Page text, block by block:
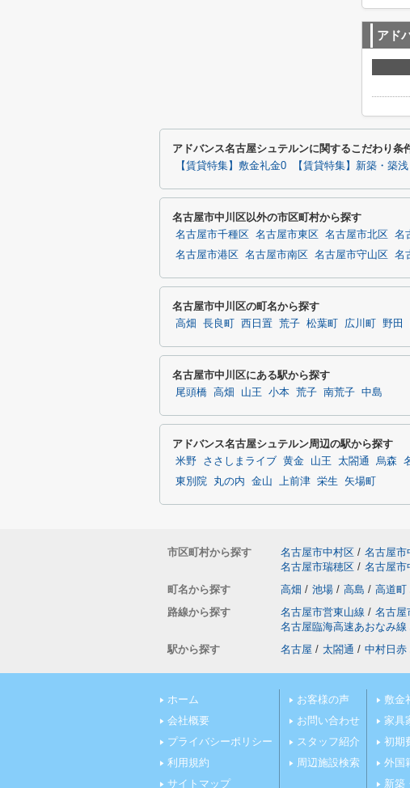
アド
アドバンス名古屋シュテルンに関するこだわり条
【賃貸特集】敷金礼金0 【賃貸特集】新築・築浅
名古屋市中川区以外の市区町村から探す
名古屋市千種区 名古屋市東区 名古屋市北区 名
名古屋市港区
名古屋市南区 名古屋市守山区 名
名古屋市中川区の町名から探す
高畑 長良町 西日置 荒子 松葉町 広川町 野田
名古屋市中川区にある駅から探す
尾頭橋 高畑 山王 小本 荒子 南荒子 中島
アドバンス名古屋シュテルン周辺の駅から探す
米野 ささしまライブ 黄金 山王 太閤通 烏森
東別院
丸の内 金山 上前津 栄生 矢場町
市区町村から探す 名古屋市中村区 / 名古屋市
名古屋市瑞穂区 / 名古屋市
町名から探す
高畑 / 池場 / 高島 / 高道町
路線から探す
名古屋市営東山線 / 名古屋
名古屋臨海高速あおなみ線
駅から探す
名古屋 / 太閤通 / 中村日赤
ホーム
会社概要
プライバシーポリシー
利用規約
サイトマップ
お客様の声
お問い合わせ
スタッフ紹介
周辺施設検索
敷金
家具
初期
外国
新築